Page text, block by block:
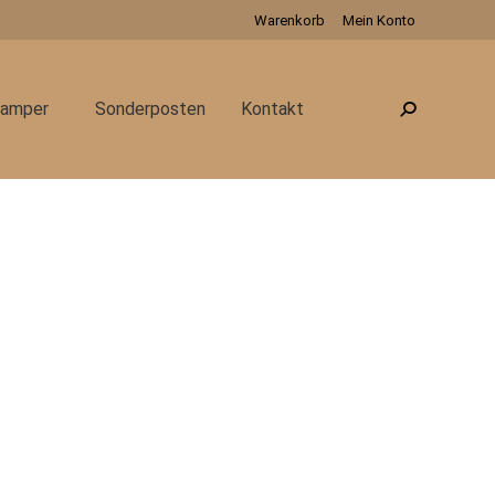
Warenkorb Mein Konto
Sonderposten Kontakt Search: